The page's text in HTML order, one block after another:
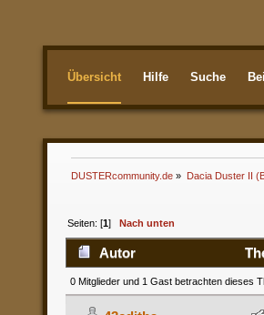
Übersicht Hilfe Suche
DUSTERcommunity.de » Dacia Duster II
Seiten: [1] Nach unten
Autor
0 Mitglieder und 1 Gast betrachten dieses